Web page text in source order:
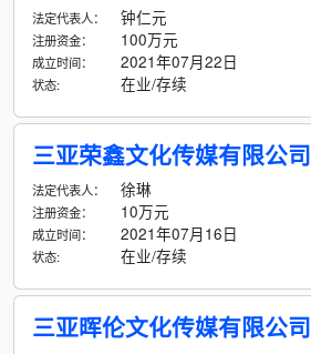
法定代表人： 钟仁元
注册资金： 100万元
成立时间： 2021年07月22日
状态: 在业/存续
三亚荣鑫文化传媒有限公司
法定代表人： 徐琳
注册资金： 10万元
成立时间： 2021年07月16日
状态: 在业/存续
三亚晖伦文化传媒有限公司